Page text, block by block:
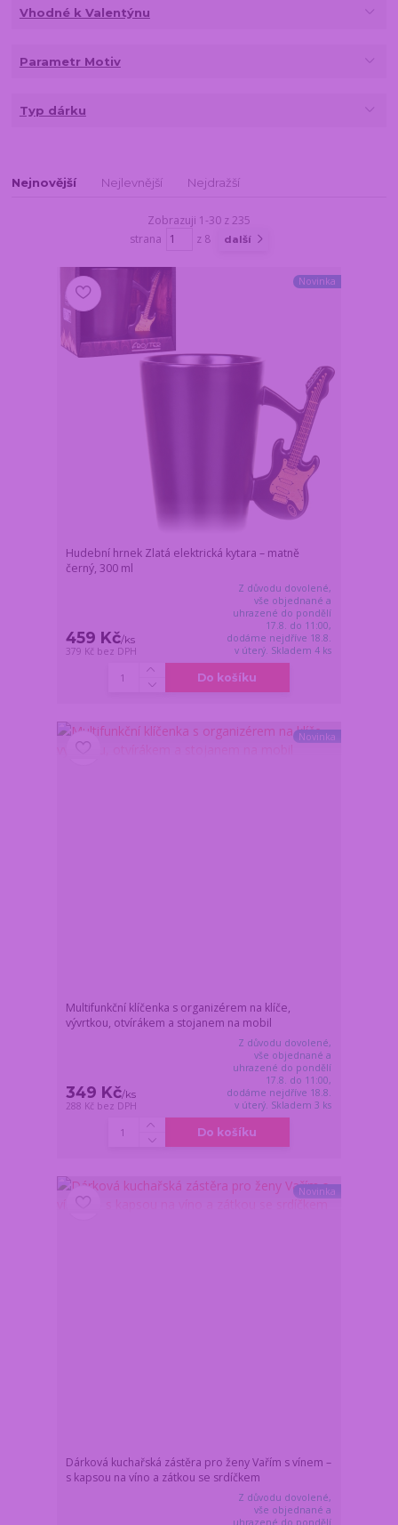
Vhodné k Valentýnu
Parametr Motiv
Typ dárku
Nejnovější Nejlevnější Nejdražší
Zobrazuji 1-30 z 235
strana
z 8 další
Novinka
Hudební hrnek Zlatá elektrická kytara – matně
černý, 300 ml
459 Kč/ks
379 Kč bez DPH
Z důvodu dovolené,
vše objednané a
uhrazené do pondělí
17.8. do 11:00,
dodáme nejdříve 18.8.
v úterý. Skladem 4 ks
Do košíku
Novinka
Multifunkční klíčenka s organizérem na klíče,
vývrtkou, otvírákem a stojanem na mobil
349 Kč/ks
288 Kč bez DPH
Z důvodu dovolené,
vše objednané a
uhrazené do pondělí
17.8. do 11:00,
dodáme nejdříve 18.8.
v úterý. Skladem 3 ks
Do košíku
Novinka
Dárková kuchařská zástěra pro ženy Vařím s vínem –
s kapsou na víno a zátkou se srdíčkem
Z důvodu dovolené,
vše objednané a